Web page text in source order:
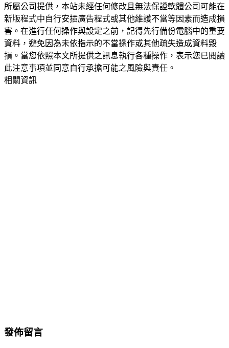
所屬公司提供，本站未經任何修改且無法保證軟體公司可能在
新版程式中自行安插廣告程式或其他維護不當等因素而造成損
害。在進行任何操作與設定之前，記得先行備份電腦中的重要
資料，避免因為未依指示的不當操作或其他疏失造成資料毀
損。當您依照本文所提供之訊息執行各種操作，表示您已閱讀
此注意事項並同意自行承擔可能之風險與責任。
相關資訊
發佈留言